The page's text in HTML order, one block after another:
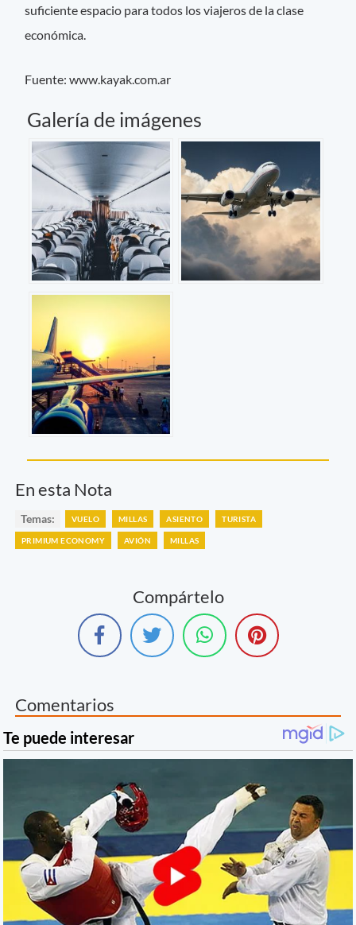
suficiente espacio para todos los viajeros de la clase
económica.
Fuente: www.kayak.com.ar
Galería de imágenes
En esta Nota
Temas: VUELO MILLAS ASIENTO TURISTA
PRIMIUM ECONOMY AVIÓN MILLAS
Compártelo
Comentarios